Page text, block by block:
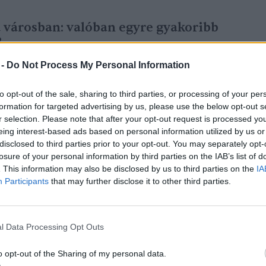
Do Not Process My Personal Information
opt-out of the sale, sharing to third parties, or processing of your
for targeted advertising by us, please use the below opt-out
selection. Please note that after your opt-out request is processed
interest-based ads based on personal information utilized by us
to third parties prior to your opt-out. You may separately
of your personal information by third parties on the IAB’s list of
This information may also be disclosed by us to third parties on the
Participants that may further disclose it to other third parties.
Data Processing Opt Outs
opt-out of the Sharing of my personal data.
valóban egyre gyakoribb
csak a nagytestű emlősök,
lepődnek meg. Ugyanakkor számos
csoportjához tartozik. Az, hogy az
övez egy adott állatot, nagyon
még csak feltűnést sem keltenek,
emberrel. Ilyenek az énekesmadarak,
patkányok, egerek vagy akár a
a ház körül, mégis kevésbé meglepő a